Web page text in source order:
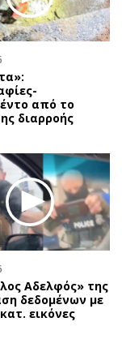
από το
διαρροής
Αδελφός» της
δεδομένων με
εικόνες